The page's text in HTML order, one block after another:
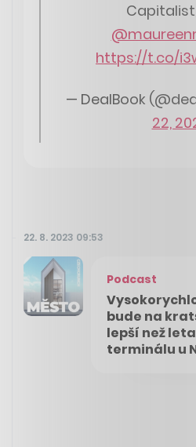
https://t.co/
— DealBook
22,
22. 8. 2023 09:53
Podcast
bude na
lepší než
terminálu u